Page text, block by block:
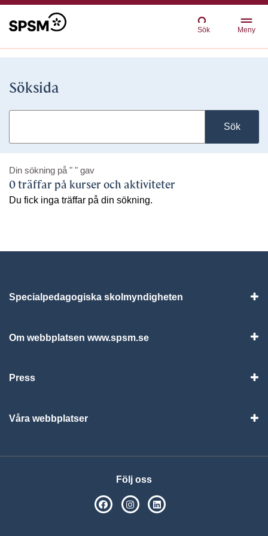
Sök Meny
Söksida
Sök
Din sökning på " " gav
0 träffar på kurser och aktiviteter
Du fick inga träffar på din sökning.
Specialpedagogiska skolmyndigheten
Om webbplatsen www.spsm.se
Press
Våra webbplatser
Följ oss
SPSM på Facebook
SPSM på Instagram